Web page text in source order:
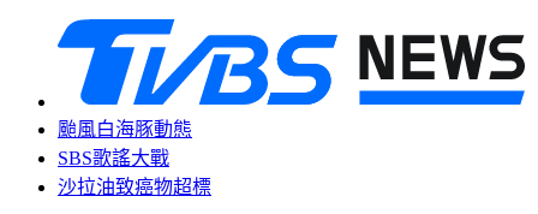
颱風白海豚動態
SBS歌謠大戰
沙拉油致癌物超標